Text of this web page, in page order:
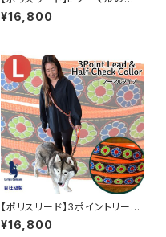
さ セット 大型犬用 Lサイズ 3ポ
イントリードとハーフチョークカ
ープ使用
¥16,800
【ポリスリード】3ポイントリード
とハーフチョークカラー【L ノー
マルの長さ セット】 大型犬用 L
¥16,800